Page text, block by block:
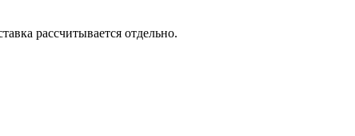
рассчитывается отдельно.